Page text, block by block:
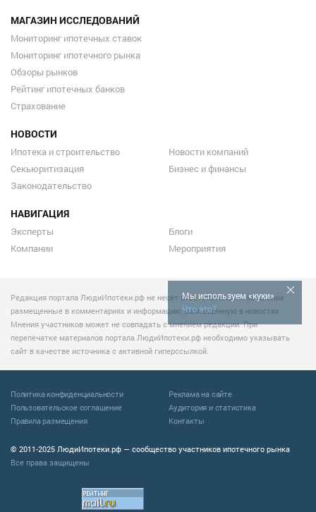
Мы используем «куки»
Что это?
МАГАЗИН ИССЛЕДОВАНИЙ
Мониторинг ипотечных ставок
Мониторинг ипотечного рынка
Обзоры рынков
Рейтинг ипотечных банков
Страхование
НОВОСТИ
Ипотека и строительство
Секьюритизация
Законодательство
Новости компаний
Бизнес и финансы
НАВИГАЦИЯ
Эксперты
Компании
Блоги
Мероприятия
Редакция портала ЛюдиИпотеки.рф не несет ответственности за мнения
размещенные в комментариях и информацию, размещенную в новостях.
Мнения участников может не совпадать с мнением редакции. При
перепечатке материалов портала ЛюдиИпотеки.рф необходимо указывать
сайт в качестве источника с активной гиперссылкой.
© 2011-2025 ЛюдиИпотеки.рф — сообщество участников ипотечного рынка
Все права защищены
Политика конфиденциальности
Пользовательское соглашение
Правила размещения
Реклама на сайте
Аудитория и статистика
Контакты